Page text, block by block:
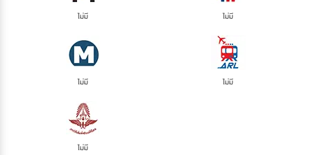
ไม่มี ไม่มี
ไม่มี ไม่มี
ไม่มี